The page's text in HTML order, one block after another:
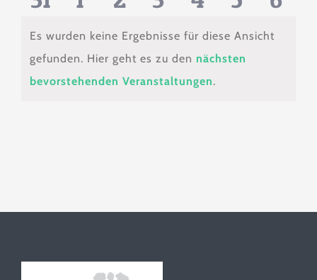
Veranstaltungen
Veranstaltungen
Veranstaltungen
Hinweis
Es wurden keine Ergebnisse für diese Ansicht
gefunden. Hier geht es zu den nächsten
bevorstehenden Veranstaltungen.